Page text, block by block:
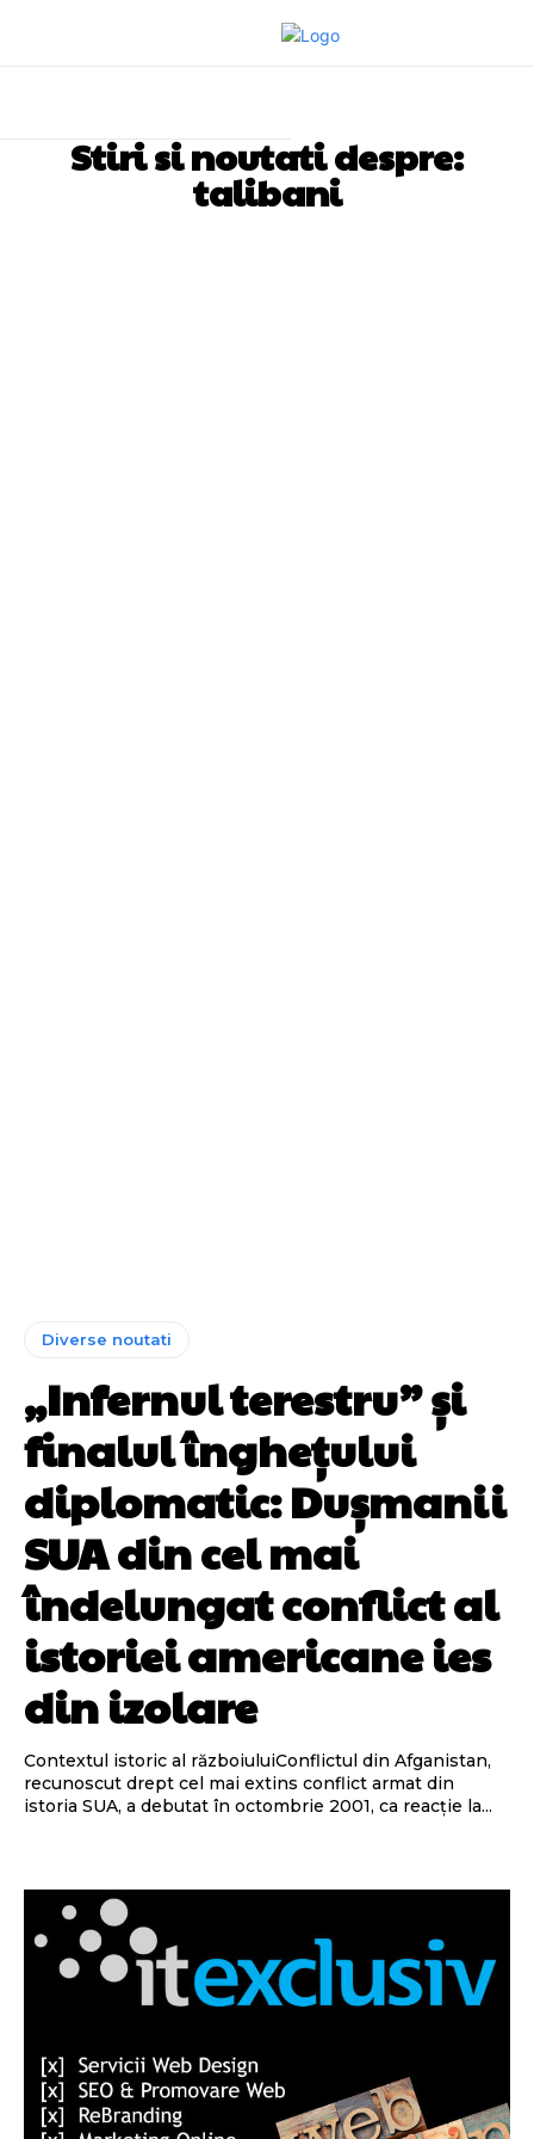
Stiri si noutati despre:
talibani
Diverse noutati
„Infernul terestru” și
finalul înghețului
diplomatic: Dușmanii
SUA din cel mai
îndelungat conflict al
istoriei americane ies
din izolare
Contextul istoric al războiuluiConflictul din Afganistan,
recunoscut drept cel mai extins conflict armat din
istoria SUA, a debutat în octombrie 2001, ca reacție la...